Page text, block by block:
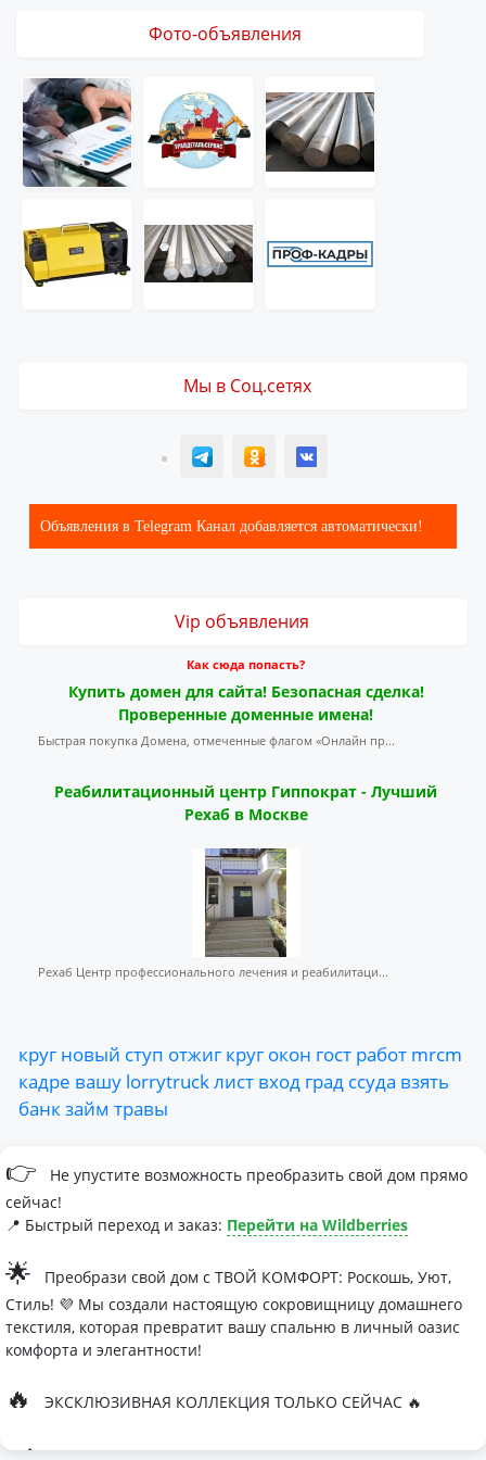
Фото-объявления
Мы в Соц.сетях
T ОК ВК
Объявления в Telegram Канал добавляется автоматически!
Vip объявления
Как сюда попасть?
Купить домен для сайта! Безопасная сделка!
Проверенные доменные имена!
Быстрая покупка Домена, отмеченные флагом «Онлайн пр...
Реабилитационный центр Гиппократ - Лучший
Рехаб в Москве
Рехаб Центр профессионального лечения и реабилитаци...
круг новый ступ отжиг круг окон гост работ mrcm
кадре вашу lorrytruckлист вход град ссуда взять
банкзайм травы
👉
Не упустите возможность преобразить свой дом прямо
сейчас!
📍 Быстрый переход и заказ: Перейти на Wildberries
🌟
Преобрази свой дом с ТВОЙ КОМФОРТ: Роскошь, Уют,
Стиль! 💜 Мы создали настоящую сокровищницу домашнего
текстиля, которая превратит вашу спальню в личный оазис
комфорта и элегантности!
🔥 ЭКСКЛЮЗИВНАЯ КОЛЛЕКЦИЯ ТОЛЬКО СЕЙЧАС 🔥